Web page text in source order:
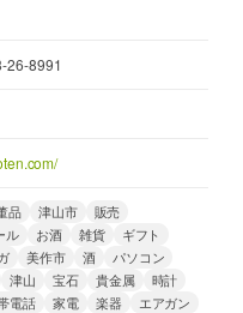
26-8991
品 津山市
販売
ル お酒 雑貨
ギフト
美作市 酒
パソコン
津山 宝石 貴金属
時計
電話 家電 楽器
エアガン